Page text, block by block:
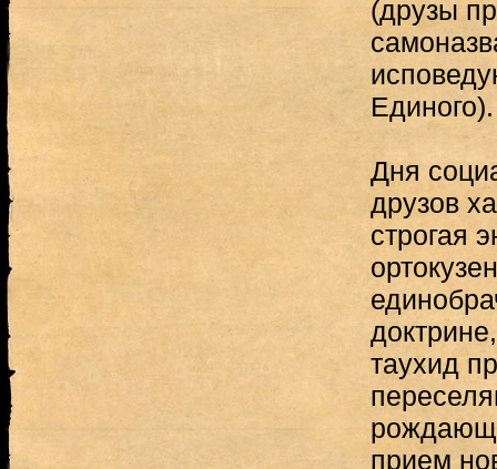
(друзы
Единого).
Дня
друзов
строгая
таухид
прием